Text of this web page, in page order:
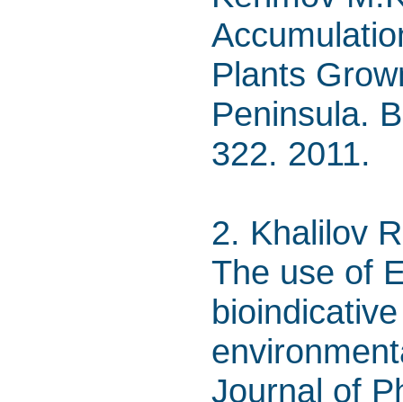
Plants
Peninsula.
322. 2011.
2. Khalilov
The use of
Journal of